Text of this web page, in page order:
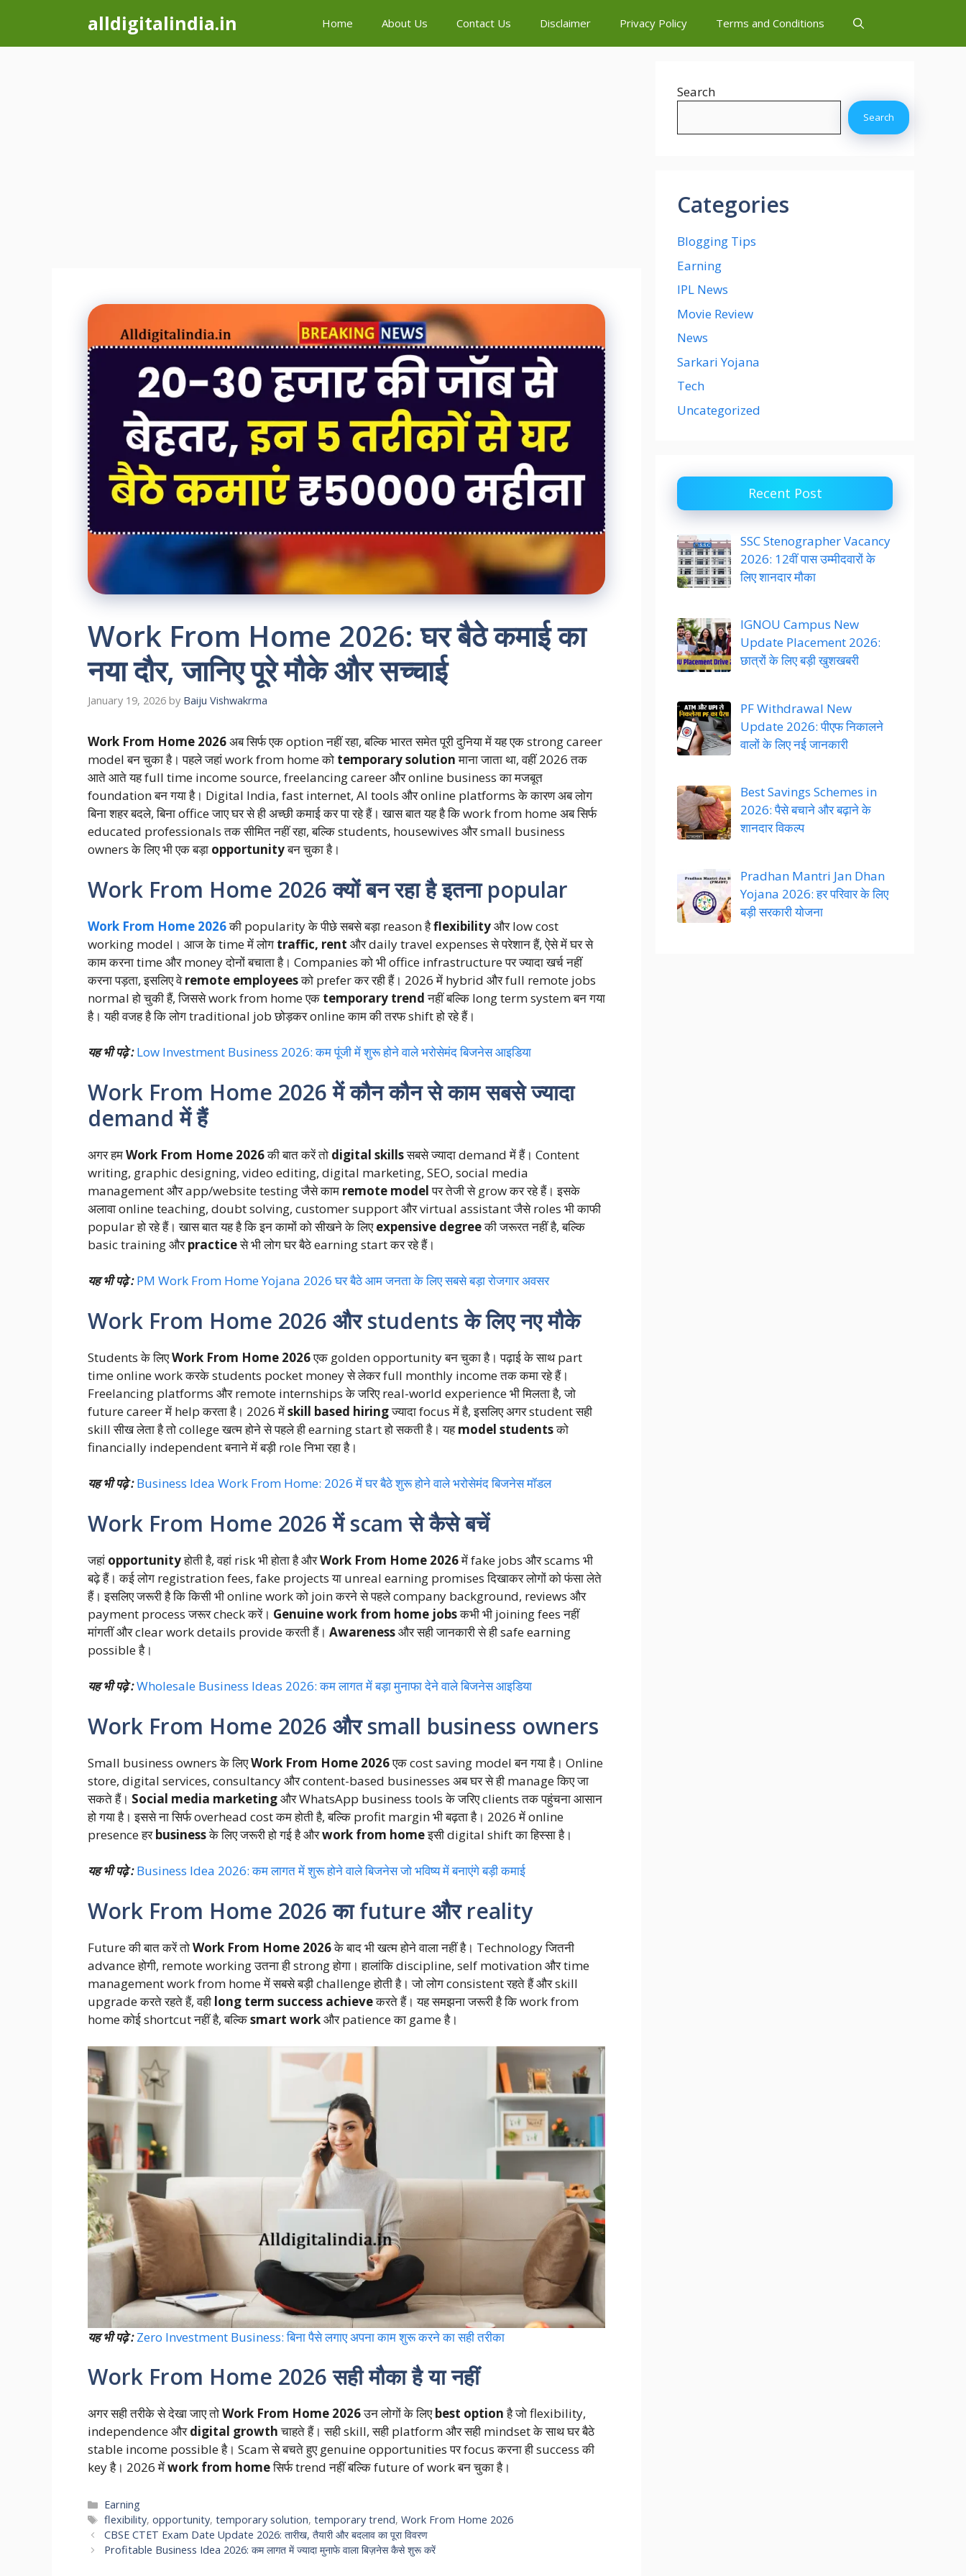
content
alldigitalindia.in Home About Us Contact Us Disclaimer Privacy Policy Terms and Conditions
Work From Home 2026: घर बैठे कमाई का
नया दौर, जानिए पूरे मौके और सच्चाई
January 19, 2026 by Baiju Vishwakrma
Work From Home 2026अब सिर्फ एक option नहीं रहा, बल्कि भारत समेत पूरी दुनिया में यह एक strong career
model बन चुका है। पहले जहां work from home को temporary solutionमाना जाता था, वहीं 2026 तक
आते आते यह full time income source, freelancing career और online business का मजबूत
foundation बन गया है। Digital India, fast internet, AI tools और online platforms के कारण अब लोग
बिना शहर बदले, बिना office जाए घर से ही अच्छी कमाई कर पा रहे हैं। खास बात यह है कि work from home अब सिर्फ
educated professionals तक सीमित नहीं रहा, बल्कि students, housewives और small business
owners के लिए भी एक बड़ा opportunityबन चुका है।
Work From Home 2026 क्यों बन रहा है इतना popular
Work From Home 2026की popularity के पीछे सबसे बड़ा reason हैflexibilityऔर low cost
working model। आज के time में लोग traffic, rent और daily travel expenses से परेशान हैं, ऐसे में घर से
काम करना time और money दोनों बचाता है। Companies को भी office infrastructure पर ज्यादा खर्च नहीं
करना पड़ता, इसलिए वेremote employeesको prefer कर रही हैं। 2026 में hybrid और full remote jobs
normal हो चुकी हैं, जिससे work from home एक temporary trendनहीं बल्कि long term system बन गया
है। यही वजह है कि लोग traditional job छोड़कर online काम की तरफ shift हो रहे हैं।
यह भी पढ़े : Low Investment Business 2026: कम पूंजी में शुरू होने वाले भरोसेमंद बिजनेस आइडिया
Work From Home 2026 में कौन कौन से काम सबसे ज्यादा
demand में हैं
अगर हमWork From Home 2026की बात करें तो digital skillsसबसे ज्यादा demand में हैं। Content
writing, graphic designing, video editing, digital marketing, SEO, social media
management और app/website testing जैसे काम remote modelपर तेजी से grow कर रहे हैं। इसके
अलावा online teaching, doubt solving, customer support और virtual assistant जैसे roles भी काफी
popular हो रहे हैं। खास बात यह है कि इन कामों को सीखने के लिएexpensive degreeकी जरूरत नहीं है, बल्कि
basic training औरpracticeसे भी लोग घर बैठे earning start कर रहे हैं।
यह भी पढ़े : PM Work From Home Yojana 2026 घर बैठे आम जनता के लिए सबसे बड़ा रोजगार अवसर
Work From Home 2026 और students के लिए नए मौके
Students के लिएWork From Home 2026एक golden opportunity बन चुका है। पढ़ाई के साथ part
time online work करके students pocket money से लेकर full monthly income तक कमा रहे हैं।
Freelancing platforms और remote internships के जरिए real-world experience भी मिलता है, जो
future career में help करता है। 2026 मेंskill based hiringज्यादा focus में है, इसलिए अगर student सही
skill सीख लेता है तो college खत्म होने से पहले ही earning start हो सकती है। यहmodel studentsको
financially independent बनाने में बड़ी role निभा रहा है।
यह भी पढ़े : Business Idea Work From Home: 2026 में घर बैठे शुरू होने वाले भरोसेमंद बिजनेस मॉडल
Work From Home 2026 में scam से कैसे बचें
जहां opportunityहोती है, वहां risk भी होता है औरWork From Home 2026में fake jobs और scams भी
बढ़े हैं। कई लोग registration fees, fake projects या unreal earning promises दिखाकर लोगों को फंसा लेते
हैं। इसलिए जरूरी है कि किसी भी online work को join करने से पहले company background, reviews और
payment process जरूर check करें। Genuine work from home jobsकभी भी joining fees नहीं
मांगतीं और clear work details provide करती हैं। Awarenessऔर सही जानकारी से ही safe earning
possible है।
यह भी पढ़े :Wholesale Business Ideas 2026: कम लागत में बड़ा मुनाफा देने वाले बिजनेस आइडिया
Work From Home 2026 और small business owners
Small business owners के लिएWork From Home 2026एक cost saving model बन गया है। Online
store, digital services, consultancy और content-based businesses अब घर से ही manage किए जा
सकते हैं। Social media marketingऔर WhatsApp business tools के जरिए clients तक पहुंचना आसान
हो गया है। इससे ना सिर्फ overhead cost कम होती है, बल्कि profit margin भी बढ़ता है। 2026 में online
presence हरbusinessके लिए जरूरी हो गई है औरwork from homeइसी digital shift का हिस्सा है।
यह भी पढ़े : Business Idea 2026: कम लागत में शुरू होने वाले बिजनेस जो भविष्य में बनाएंगे बड़ी कमाई
Work From Home 2026 का future और reality
Future की बात करें तोWork From Home 2026के बाद भी खत्म होने वाला नहीं है। Technology जितनी
advance होगी, remote working उतना ही strong होगा। हालांकि discipline, self motivation और time
management work from home में सबसे बड़ी challenge होती है। जो लोग consistent रहते हैं और skill
upgrade करते रहते हैं, वही long term success achieveकरते हैं। यह समझना जरूरी है कि work from
home कोई shortcut नहीं है, बल्किsmart workऔर patience का game है।
यह भी पढ़े : Zero Investment Business: बिना पैसे लगाए अपना काम शुरू करने का सही तरीका
Work From Home 2026 सही मौका है या नहीं
अगर सही तरीके से देखा जाए तोWork From Home 2026उन लोगों के लिएbest optionहै जो flexibility,
independence औरdigital growthचाहते हैं। सही skill, सही platform और सही mindset के साथ घर बैठे
stable income possible है। Scam से बचते हुए genuine opportunities पर focus करना ही success की
key है। 2026 मेंwork from homeसिर्फ trend नहीं बल्कि future of work बन चुका है।
Categories
Earning
Tags
flexibility,opportunity,temporary solution,temporary trend,Work From Home 2026
CBSE CTET Exam Date Update 2026: तारीख, तैयारी और बदलाव का पूरा विवरण
Profitable Business Idea 2026: कम लागत में ज्यादा मुनाफे वाला बिज़नेस कैसे शुरू करें
Search
Search
Categories
Blogging Tips
Earning
IPL News
Movie Review
News
Sarkari Yojana
Tech
Uncategorized
Recent Post
SSC Stenographer Vacancy
2026: 12वीं पास उम्मीदवारों के
लिए शानदार मौका
IGNOU Campus New
Update Placement 2026:
छात्रों के लिए बड़ी खुशखबरी
PF Withdrawal New
Update 2026: पीएफ निकालने
वालों के लिए नई जानकारी
Best Savings Schemes in
2026: पैसे बचाने और बढ़ाने के
शानदार विकल्प
Pradhan Mantri Jan Dhan
Yojana 2026: हर परिवार के लिए
बड़ी सरकारी योजना